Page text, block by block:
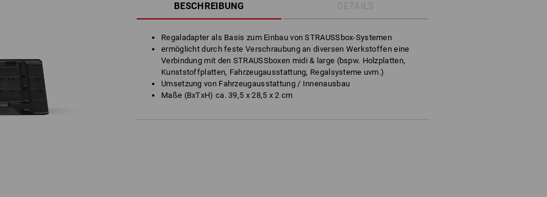
BESCHREIBUNG DETAILS
Regaladapter als Basis zum Einbau von STRAUSSbox-Systemen
ermöglicht durch feste Verschraubung an diversen Werkstoffen eine
Verbindung mit den STRAUSSboxen midi & large (bspw. Holzplatten,
Kunststoffplatten, Fahrzeugausstattung, Regalsysteme uvm.)
Umsetzung von Fahrzeugausstattung / Innenausbau
Maße (BxTxH) ca. 39,5 x 28,5 x 2 cm